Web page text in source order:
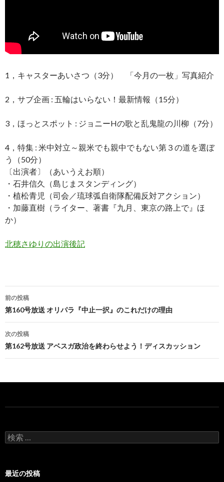
1，キャスターあいさつ（3分） 「今月の一枚」写真紹介
2，サブ企画 : 五輪はいらない！最新情報（15分）
3，ほっとスポット : ジョニーHの歌と乱鬼龍の川柳（7分）
4，特集 : 米中対立～親米でも親中でもない第３の道を選ぼ
う（50分）
〔出演者〕（あいうえお順）
・石井信久（島じまスタンディング）
・植松青児（司会／琉球弧自衛隊配備反対アクション）
・加藤直樹（ライター、著書『九月、東京の路上で』ほ
か）
北穂さゆりの出演後記
投
稿
ナ
ゲ
ョ
前の投稿
第160号放送 オリパラ『中止一択』のこれだけの理由
次の投稿
第162号放送 アベスガ政治を終わらせよう！ディスカッション
検
索
最近の投稿